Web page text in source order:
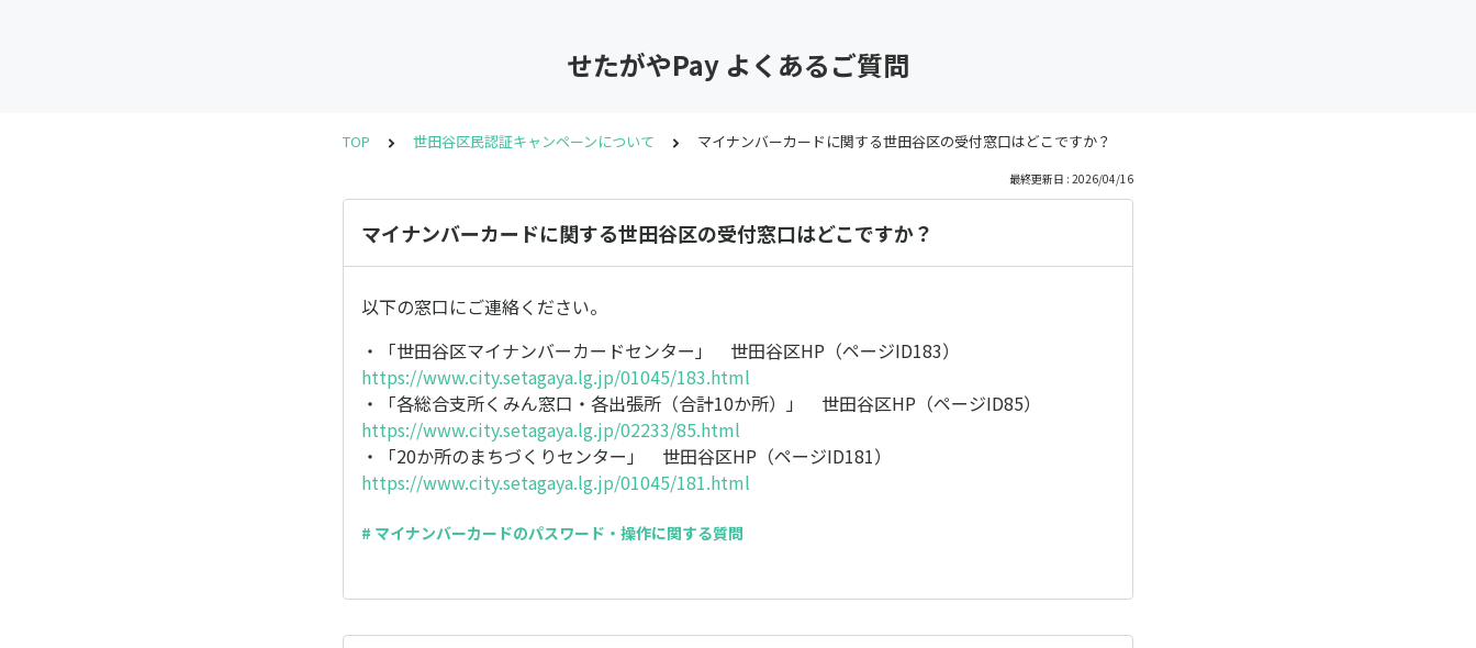
せたがやPay よくあるご質問
TOP 世田谷区民認証キャンペーンについて マイナンバーカードに関する世田谷区の受付窓口はどこですか？
最終更新日 : 2026/04/16
マイナンバーカードに関する世田谷区の受付窓口はどこですか？
以下の窓口にご連絡ください。
・「世田谷区マイナンバーカードセンター」 世田谷区HP（ページID183）
https://www.city.setagaya.lg.jp/01045/183.html
・「各総合支所くみん窓口・各出張所（合計10か所）」 世田谷区HP（ページID85）
https://www.city.setagaya.lg.jp/02233/85.html
・「20か所のまちづくりセンター」 世田谷区HP（ページID181）
https://www.city.setagaya.lg.jp/01045/181.html
# マイナンバーカードのパスワード・操作に関する質問